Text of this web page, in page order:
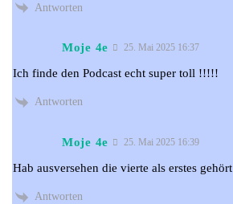
Antworten
Moje 4e 25. Mai 2025 16:37
Ich finde den Podcast echt super toll !!!!!
Antworten
Moje 4e 25. Mai 2025 16:39
Hab ausversehen die vierte als erstes gehört
Antworten